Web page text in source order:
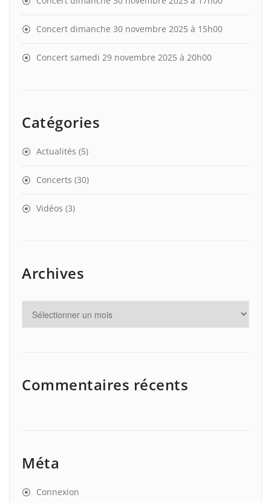
Concert dimanche 30 novembre 2025 à 15h00
Concert samedi 29 novembre 2025 à 20h00
Catégories
Actualités (5)
Concerts (30)
Vidéos (3)
Archives
Commentaires récents
Méta
Connexion